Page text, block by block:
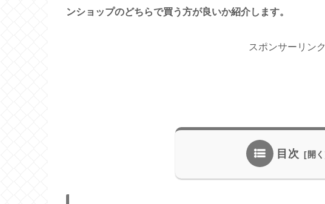
ンショップのどちらで買う方が良いか紹介します。
スポンサーリンク
目次